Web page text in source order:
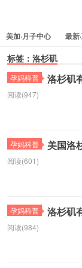
美加·月子中心 最新
热门·文章
所有·文章
标签：洛杉矶
孕妈科普 洛杉矶
阅读(947)
孕妈科普 美国洛
阅读(601)
孕妈科普 洛杉矶
阅读(984)